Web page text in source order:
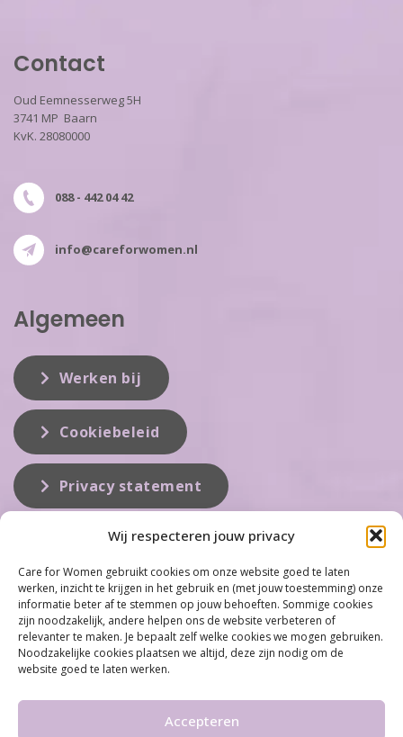
Wij respecteren jouw privacy
Care for Women gebruikt cookies om onze website goed te laten
werken, inzicht te krijgen in het gebruik en (met jouw toestemming) onze
informatie beter af te stemmen op jouw behoeften. Sommige cookies
zijn noodzakelijk, andere helpen ons de website verbeteren of
relevanter te maken. Je bepaalt zelf welke cookies we mogen gebruiken.
Noodzakelijke cookies plaatsen we altijd, deze zijn nodig om de
website goed te laten werken.
Accepteren
Contact
Oud Eemnesserweg 5H
3741 MP Baarn
KvK. 28080000
088 - 442 04 42
info@careforwomen.nl
Algemeen
Werken bij
Cookiebeleid
Privacy statement
Care for Women is de eerste organisatie die zich inzet op het gebied
van hormonale problemen bij vrouwen. Met ruim 100 locaties
behoort Care for Women tot één van de grootste organisaties op dit
vakgebied...